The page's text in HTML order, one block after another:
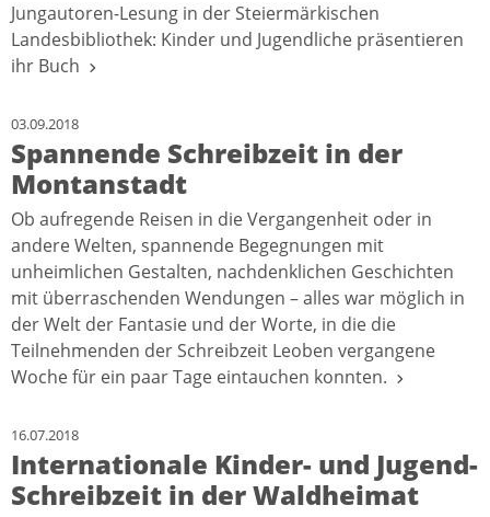
Jungautoren-Lesung in der Steiermärkischen
Landesbibliothek: Kinder und Jugendliche präsentieren
ihr Buch
03.09.2018
Spannende Schreibzeit in der
Montanstadt
Ob aufregende Reisen in die Vergangenheit oder in
andere Welten, spannende Begegnungen mit
unheimlichen Gestalten, nachdenklichen Geschichten
mit überraschenden Wendungen – alles war möglich in
der Welt der Fantasie und der Worte, in die die
Teilnehmenden der Schreibzeit Leoben vergangene
Woche für ein paar Tage eintauchen konnten.
16.07.2018
Internationale Kinder- und Jugend-
Schreibzeit in der Waldheimat